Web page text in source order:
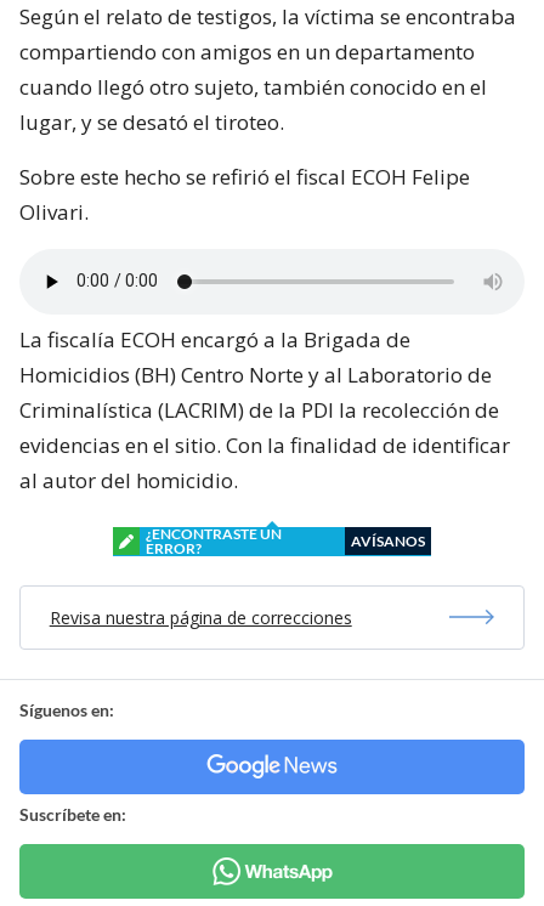
Según el relato de testigos, la víctima se encontraba
compartiendo con amigos en un departamento
cuando llegó otro sujeto, también conocido en el
lugar, y se desató el tiroteo.
Sobre este hecho se refirió el fiscal ECOH Felipe
Olivari.
La fiscalía ECOH encargó a la Brigada de
Homicidios (BH) Centro Norte y al Laboratorio de
Criminalística (LACRIM) de la PDI la recolección de
evidencias en el sitio. Con la finalidad de identificar
al autor del homicidio.
¿ENCONTRASTE UN
ERROR?
AVÍSANOS
Revisa nuestra página de correcciones
Síguenos en:
Suscríbete en: